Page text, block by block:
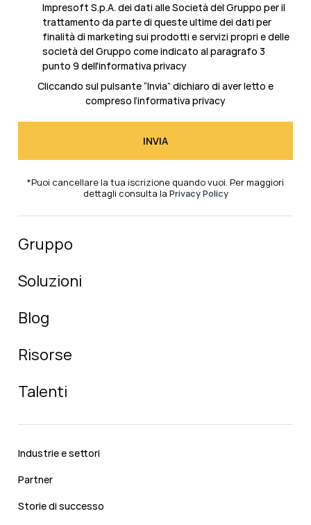
Impresoft S.p.A. dei dati alle Società del Gruppo per il
trattamento da parte di queste ultime dei dati per
finalità di marketing sui prodotti e servizi propri e delle
società del Gruppo come indicato al paragrafo 3
punto 9 dell'informativa privacy
Cliccando sul pulsante “Invia” dichiaro di aver letto e
compreso l’informativa privacy
*Puoi cancellare la tua iscrizione quando vuoi. Per maggiori
dettagli consulta la Privacy Policy
Gruppo
Soluzioni
Blog
Risorse
Talenti
Industrie e settori
Partner
Storie di successo